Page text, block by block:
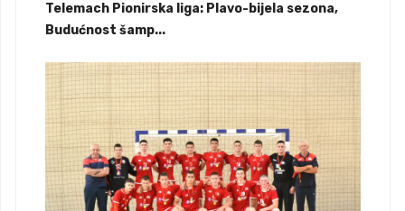
Telemach Pionirska liga: Plavo-bijela sezona,
Budućnost šamp...